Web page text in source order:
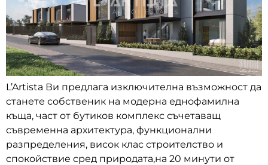
L’Artista Ви предлага изключителна възможност да
станете собственик на модерна еднофамилна
къща, част от бутиков комплекс съчетаващ
съвременна архитектура, функционални
разпределения, висок клас строителство и
спокойствие сред природата,на 20 минути от